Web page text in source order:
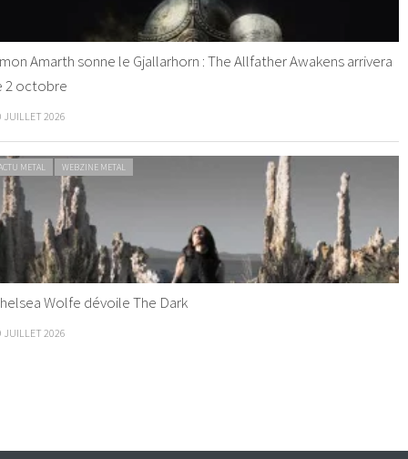
Amarth sonne le Gjallarhorn : The Allfather Awakens arrivera
2 octobre
JUILLET 2026
METAL WEBZINE METAL
Wolfe dévoile The Dark
JUILLET 2026